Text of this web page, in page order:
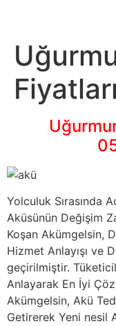
Fiyatları
Yolculuk Sırasında
Aküsünün Değişim
Koşan Akümgelsin,
Hizmet Anlayışı ve
geçirilmiştir.
Anlayarak En İyi
Akümgelsin, Akü
Getirerek Yeni nesil